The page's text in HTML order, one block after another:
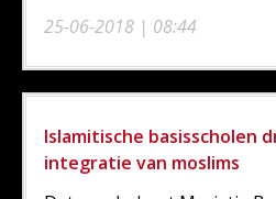
25-06-2018 | 08:44
Islamitische basisscholen
integratie van moslims